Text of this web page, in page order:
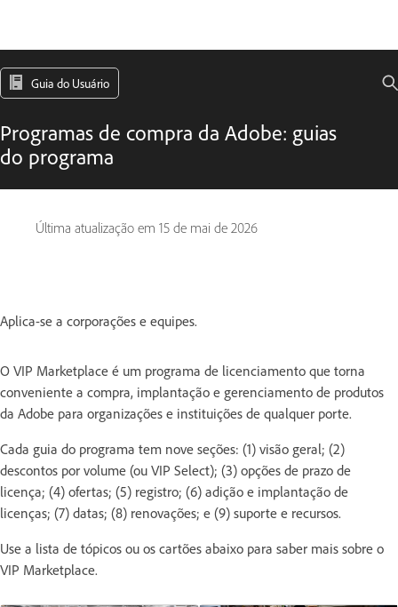
Guia do Usuário
Programas de compra da Adobe: guias
do programa
Última atualização em 15 de mai de 2026
Aplica-se a corporações e equipes.
O VIP Marketplace é um programa de licenciamento que torna
conveniente a compra, implantação e gerenciamento de produtos
da Adobe para organizações e instituições de qualquer porte.
Cada guia do programa tem nove seções: (1) visão geral; (2)
descontos por volume (ou VIP Select); (3) opções de prazo de
licença; (4) ofertas; (5) registro; (6) adição e implantação de
licenças; (7) datas; (8) renovações; e (9) suporte e recursos.
Use a lista de tópicos ou os cartões abaixo para saber mais sobre o
VIP Marketplace.